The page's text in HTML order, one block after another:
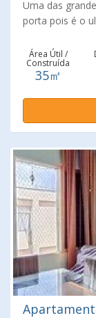
Uma das
porta pois é o
área de
ground, salão
bicicletário,
Área Útil /
Construída
35㎡